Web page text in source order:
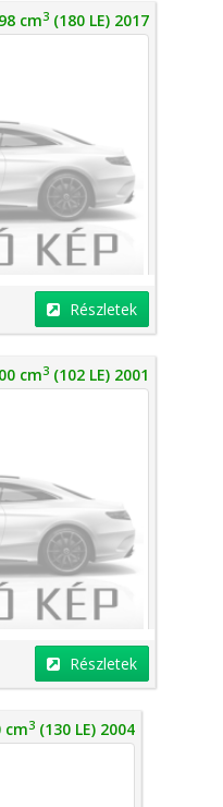
cm3 (180 LE) 2017
Részletek
cm3 (102 LE) 2001
Részletek
cm3 (130 LE) 2004